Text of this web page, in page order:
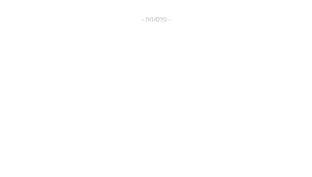
- פרסומת -